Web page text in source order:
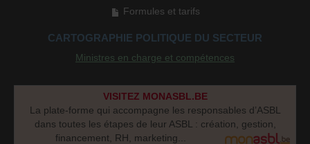
Formules et tarifs
CARTOGRAPHIE POLITIQUE DU SECTEUR
Ministres en charge et compétences
VISITEZ MONASBL.BE
La plate-forme qui accompagne les responsables d’ASBL
dans toutes les étapes de leur ASBL : création, gestion,
financement, RH, marketing...